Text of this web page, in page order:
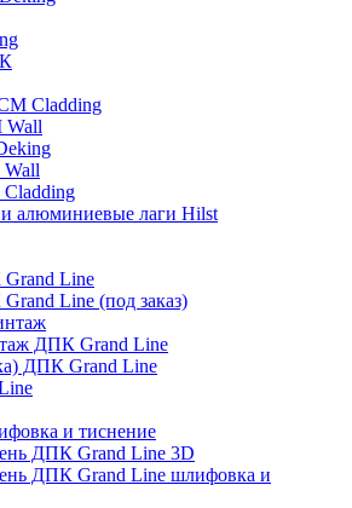
Cladding
Wall
алюминиевые лаги Hilst
Grand Line
Line (под заказ)
ДПК Grand Line
ДПК Grand Line
и тиснение
ДПК Grand Line 3D
ДПК Grand Line шлифовка и